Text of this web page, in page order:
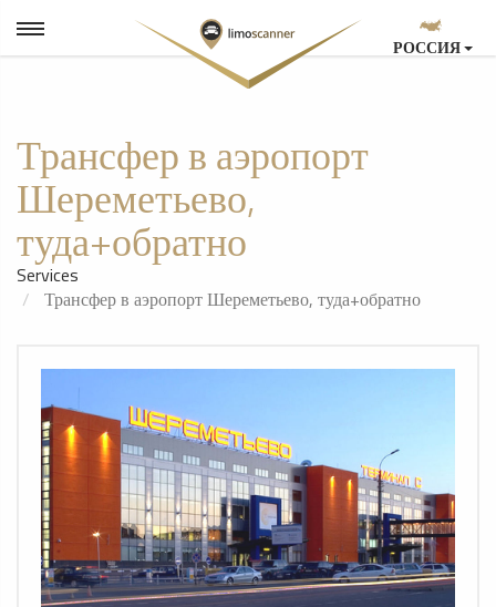
РОССИЯ
Трансфер в аэропорт
Шереметьево,
туда+обратно
Services
Трансфер в аэропорт Шереметьево, туда+обратно